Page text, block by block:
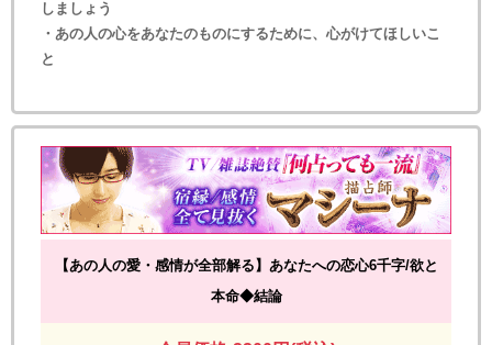
しましょう
・あの人の心をあなたのものにするために、心がけてほしいこ
と
【あの人の愛・感情が全部解る】あなたへの恋心6千字/欲と
本命◆結論